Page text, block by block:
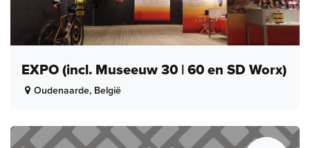
EXPO (incl. Museeuw 30 | 60 en SD Worx)
Oudenaarde, België